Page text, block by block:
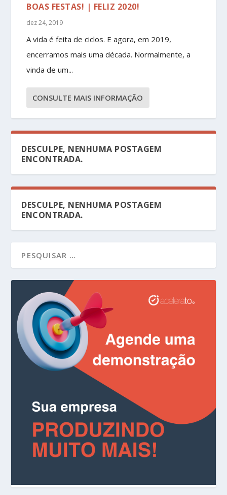
BOAS FESTAS! | FELIZ 2020!
dez 24, 2019
A vida é feita de ciclos. E agora, em 2019,
encerramos mais uma década. Normalmente, a
vinda de um...
CONSULTE MAIS INFORMAÇÃO
DESCULPE, NENHUMA POSTAGEM
ENCONTRADA.
DESCULPE, NENHUMA POSTAGEM
ENCONTRADA.